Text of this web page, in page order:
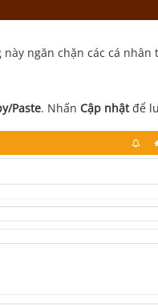
này ngăn chặn các cá
Paste. Nhấn Cập nhậtđể